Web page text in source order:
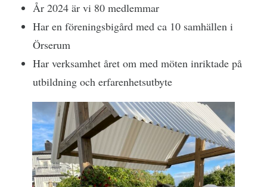
År 2024 är vi 80 medlemmar
Har en föreningsbigård med ca 10 samhällen i
Örserum
Har verksamhet året om med möten inriktade på
utbildning och erfarenhetsutbyte